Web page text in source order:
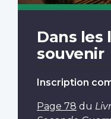
Dans les
souvenir
Inscription
Page 78 du